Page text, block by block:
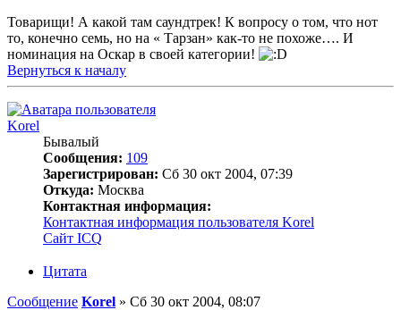
Товарищи! А какой там саундтрек! К вопросу о том, что нот
то, конечно семь, но на « Тарзан» как-то не похоже…. И
номинация на Оскар в своей категории!
Вернуться к началу
Korel
Бывалый
Сообщения: 109
Зарегистрирован: Сб 30 окт 2004, 07:39
Откуда: Москва
Контактная информация:
Контактная информация пользователя Korel
Сайт ICQ
Цитата
Сообщение Korel » Сб 30 окт 2004, 08:07